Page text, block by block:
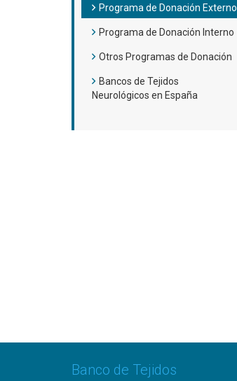
Programa de Donación Externo
Programa de Donación Interno
Otros Programas de Donación
Bancos de Tejidos
Neurológicos en España
Banco de Tejidos